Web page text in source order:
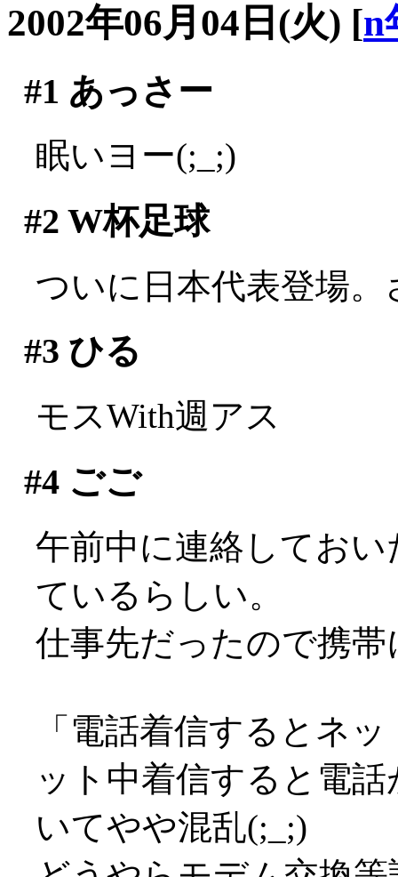
2002年06月04日(火) [n
#1 あっさー
眠いヨー(;_;)
#2 W杯足球
ついに日本代表登場
#3 ひる
モスWith週アス
#4ごご
午前中に連絡してお
ているらしい。
仕事先だったので携
「電話着信するとネ
ット中着信すると電
いてやや混乱(;_;)